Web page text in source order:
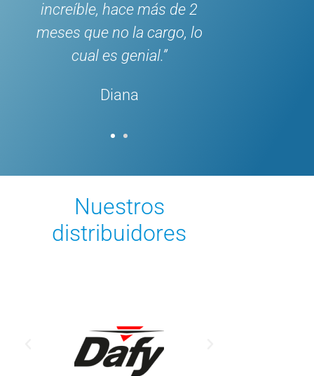
más de 2
cargo, lo
GPS es impresionante."
Nuestros
distribuidores